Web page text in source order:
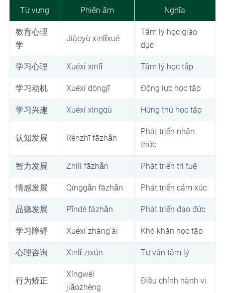
Từ vựng Phiên âm Nghĩa
教育心理
学
Jiàoyù xīnlǐxué
Tâm lý học giáo
dục
学习心理 Xuéxí xīnlǐ Tâm lý học tập
学习动机 Xuéxí dòngjī Động lực học tập
学习兴趣 Xuéxí xìngqù Hứng thú học tập
认知发展 Rènzhī fāzhǎn
Phát triển nhận
thức
智力发展 Zhìlì fāzhǎn Phát triển trí tuệ
情感发展 Qínggǎn fāzhǎn Phát triển cảm xúc
品德发展 Pǐndé fāzhǎn Phát triển đạo đức
学习障碍 Xuéxí zhàng’ài Khó khăn học tập
心理咨询 Xīnlǐ zīxún Tư vấn tâm lý
行为矫正
Xíngwéi
jiǎozhèng
Điều chỉnh hành vi